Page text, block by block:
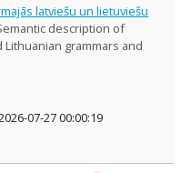
latviešu un lietuviešu
description of
grammars and
07-27 00:00:19